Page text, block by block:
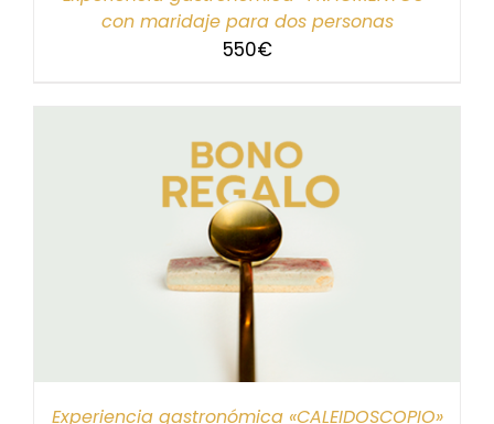
con maridaje para dos personas
550€
Experiencia gastronómica «CALEIDOSCOPIO»